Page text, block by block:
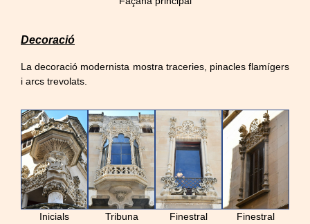
Decoració
La decoració modernista mostra traceries, pinacles flamígers
i arcs trevolats.
Inicials Tribuna
Finestral
Finestral